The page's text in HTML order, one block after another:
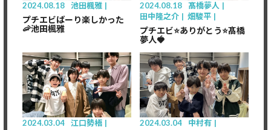
2024.08.18 池田楓雅
プチエビばーり楽しかった
🦐池田楓雅
2024.08.18
髙橋夢人
田中隆之介
畑駿平
プチエビ⭐️ありがとう⭐️髙橋
夢人🍓
Member's only
2024.03.04 江口勢梧
Member's only
2024.03.04 中村有